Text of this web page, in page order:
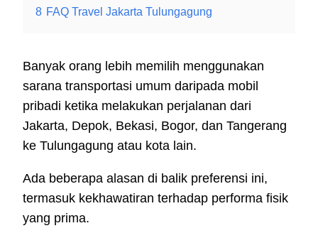
8 FAQ Travel Jakarta Tulungagung
Banyak orang lebih memilih menggunakan
sarana transportasi umum daripada mobil
pribadi ketika melakukan perjalanan dari
Jakarta, Depok, Bekasi, Bogor, dan Tangerang
ke Tulungagung atau kota lain.
Ada beberapa alasan di balik preferensi ini,
termasuk kekhawatiran terhadap performa fisik
yang prima.